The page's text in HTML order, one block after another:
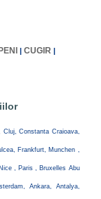
|CUGIR
Cluj, Constanta Craioava,
Frankfurt, Munchen ,
, Paris , Bruxelles Abu
Ankara, Antalya,